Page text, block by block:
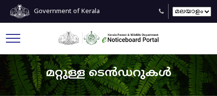
Government of Kerala
മറ്റുള്ള ടെൻഡറുകൾ